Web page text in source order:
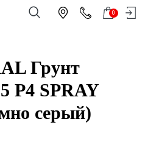
0
Грунт
Р4 SPRAY
серый)